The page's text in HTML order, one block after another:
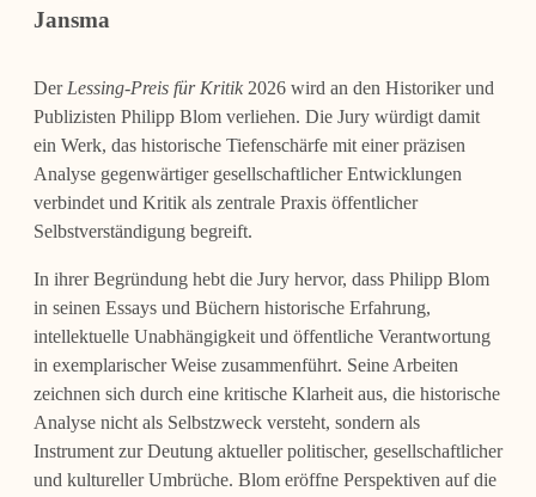
Jansma
DerLessing-Preis für Kritik 2026 wird an den Historiker und
Publizisten Philipp Blom verliehen. Die Jury würdigt damit
ein Werk, das historische Tiefenschärfe mit einer präzisen
Analyse gegenwärtiger gesellschaftlicher Entwicklungen
verbindet und Kritik als zentrale Praxis öffentlicher
Selbstverständigung begreift.
In ihrer Begründung hebt die Jury hervor, dass Philipp Blom
in seinen Essays und Büchern historische Erfahrung,
intellektuelle Unabhängigkeit und öffentliche Verantwortung
in exemplarischer Weise zusammenführt. Seine Arbeiten
zeichnen sich durch eine kritische Klarheit aus, die historische
Analyse nicht als Selbstzweck versteht, sondern als
Instrument zur Deutung aktueller politischer, gesellschaftlicher
und kultureller Umbrüche. Blom eröffne Perspektiven auf die